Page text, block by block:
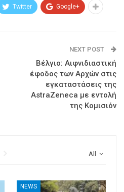
Twitter Google+
NEXT POST
Βέλγιο: Αιφνιδιαστική
έφοδος των Αρχών στις
εγκαταστάσεις της
AstraZeneca με εντολή
της Κομισιόν
All
NEWS